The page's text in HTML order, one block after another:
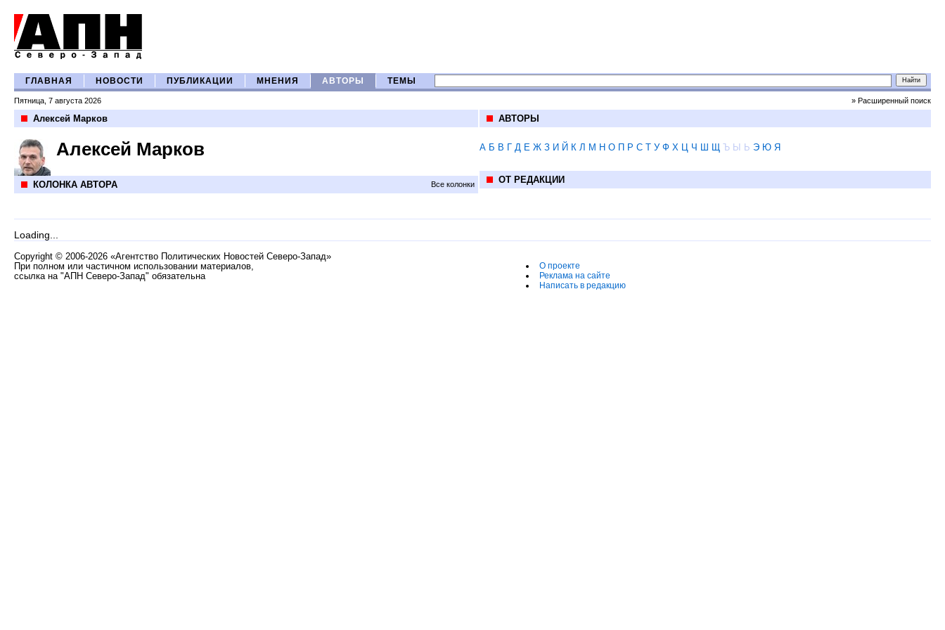
ГЛАВНАЯ НОВОСТИ ПУБЛИКАЦИИ МНЕНИЯ АВТОРЫ ТЕМЫ
Пятница, 7 августа 2026 » Расширенный поиск
Алексей Марков
Алексей Марков
КОЛОНКА АВТОРА Все колонки
АВТОРЫ
А Б В Г Д Е Ж З И Й К Л М Н О П Р С Т У Ф Х Ц Ч Ш Щ Ъ Ы Ь Э Ю Я
ОТ РЕДАКЦИИ
Loading...
Copyright © 2006-2026 «Агентство Политических Новостей Северо-Запад»
При полном или частичном использовании материалов,
ссылка на "АПН Северо-Запад" обязательна
О проекте
Реклама на сайте
Написать в редакцию